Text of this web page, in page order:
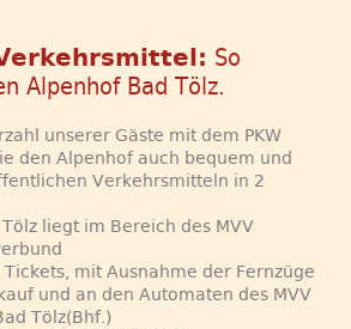
So
Alpenhof Bad Tölz.
unserer Gäste mit dem PKW
den Alpenhof auch bequem und
Verkehrsmitteln in 2
liegt im Bereich des MVV
mit Ausnahme der Fernzüge
und an den Automaten des MVV
Tölz(Bhf.)